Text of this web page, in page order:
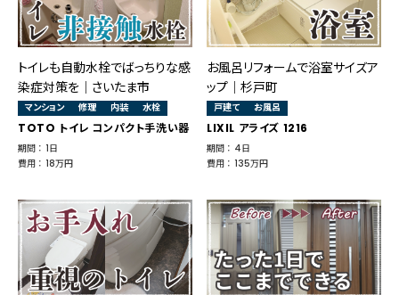
トイレも自動水栓でばっちりな感
染症対策を│さいたま市
マンション 修理 内装 水栓
TOTO トイレ コンパクト手洗い器
期間 ： 1日
費用 ： 18万円
お風呂リフォームで浴室サイズア
ップ｜杉戸町
戸建て お風呂
LIXIL アライズ 1216
期間 ： 4日
費用 ： 135万円